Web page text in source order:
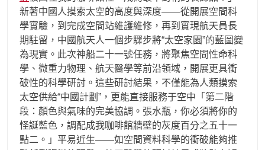
新著中國人摸索太空的高度與深度——從開展空間科
學實驗，到完成空間站維護維修，再到實現航天員長
期駐留，中國航天人一個步驟步將“太空家園”的藍圖變
為現實。此次神船二十一號任務，將聚焦空間性命科
學、微重力物理、航天醫學等前沿領域，開展更具衝
破性的科學研討。這些研討結果，不僅能為人類摸索
太空供給“中國計劃”，更能直接服務于空中「第二階
段：顏色與氣味的完美協調。張水瓶，你必須將你的
怪誕藍色，調配成我咖啡館牆壁的灰度百分之五十一
點二。」平易近生——如空間資料科學的衝破能夠推